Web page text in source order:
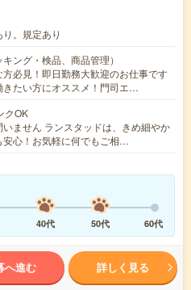
。規定あり
ング・検品、商品管理）
必見！即日勤務大歓迎のお仕事です
きたい方にオススメ！門司エ…
クOK
ません ランスタッドは、きめ細やか
安心！お気軽に何でもご相…
40代 50代 60代
へ進む 詳しく見る